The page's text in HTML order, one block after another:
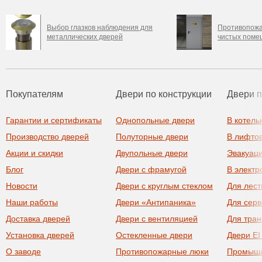
Выбор глазков наблюдения для
металлических дверей
чистых
Покупателям
Гарантии и сертификаты
Производство дверей
Акции и скидки
Блог
Новости
Наши работы
Доставка дверей
Установка дверей
О заводе
Двери по конструкции
Однопольные двери
Полуторные двери
Двупольные двери
Двери с фрамугой
Двери с круглым стеклом
Двери «Антипаника»
Двери с вентиляцией
Остекленные двери
Противопожарные люки
Двери
В
В
В
Для
Для
Для
Двери